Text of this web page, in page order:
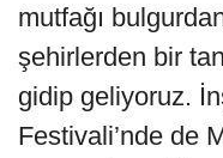
mutfağı
şehirlerden bir
gidip geliyoruz.
Festivali’nde de